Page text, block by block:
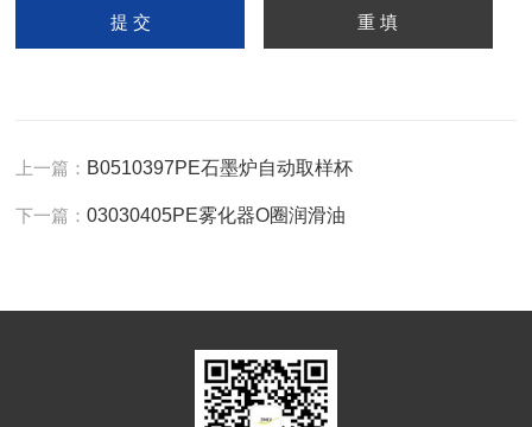
上一篇： B0510397PE石墨炉自动取样杯
下一篇：03030405PE雾化器O圈润滑油